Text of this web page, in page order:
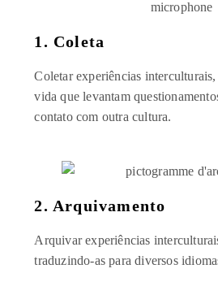
1. Coleta
Coletar experiências
vida que levantam
contato com outra cultura.
2. Arquivamento
Arquivar experiências
traduzindo-as para diversos